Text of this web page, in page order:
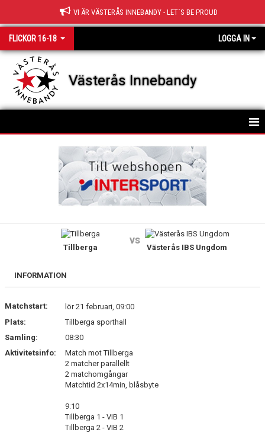
VI ÄR VÄSTERÅS INNEBANDY - LET´S BE PROUD
FLICKOR 16-18 LOGGA IN
Västerås Innebandy
DOKUMENT
Tillberga
vs
Västerås IBS Ungdom
INFORMATION
Matchstart:
lör 21 februari, 09:00
Plats:
Tillberga sporthall
Samling:
08:30
Aktivitetsinfo:
Match mot Tillberga
2 matcher parallellt
2 matchomgångar
Matchtid 2x14min, blåsbyte
9:10
Tillberga 1 - VIB 1
Tillberga 2 - VIB 2